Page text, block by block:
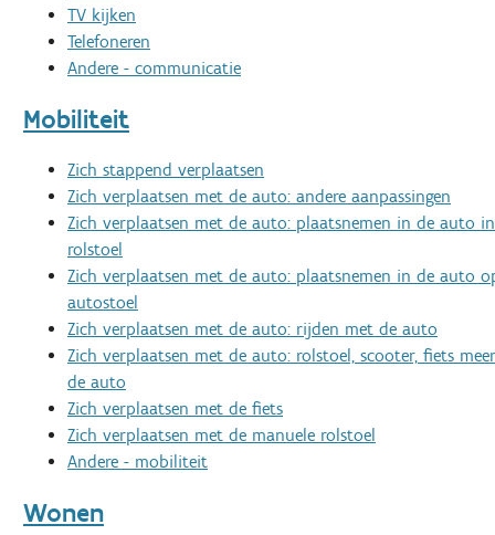
TV kijken
Telefoneren
Andere - communicatie
Mobiliteit
Zich stappend verplaatsen
Zich verplaatsen met de auto: andere aanpassingen
Zich verplaatsen met de auto: plaatsnemen in de auto
rolstoel
Zich verplaatsen met de auto: plaatsnemen in de auto
autostoel
Zich verplaatsen met de auto: rijden met de auto
Zich verplaatsen met de auto: rolstoel, scooter, fiets
de auto
Zich verplaatsen met de fiets
Zich verplaatsen met de manuele rolstoel
Andere - mobiliteit
Wonen